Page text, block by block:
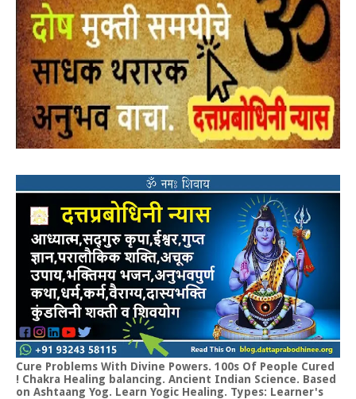
Cure Problems With Divine Powers. 100s Of People Cured
! Chakra Healing balancing. Ancient Indian Science. Based
on Ashtaang Yog. Learn Yogic Healing. Types: Learner's